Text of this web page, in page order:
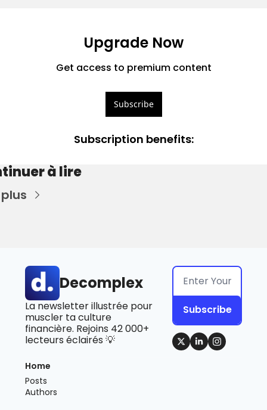
Upgrade Now
Get access to premium content
Subscribe
Subscription benefits:
à lire
Decomplex
La newsletter illustrée pour
muscler ta culture
financière. Rejoins 42 000+
lecteurs éclairés 💡
Subscribe
Home
Posts
Authors